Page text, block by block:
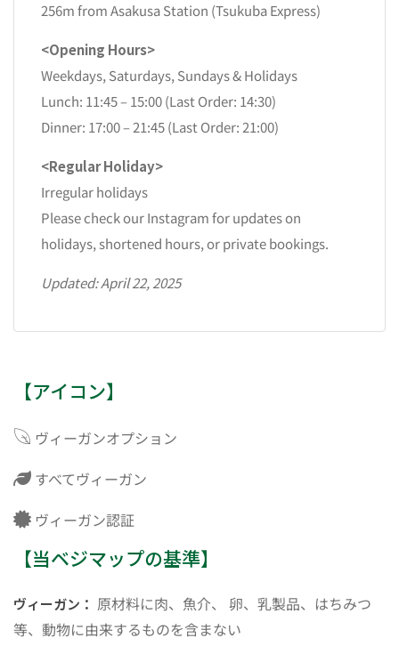
256m from Asakusa Station (Tsukuba Express)
<Opening Hours>
Weekdays, Saturdays, Sundays & Holidays
Lunch: 11:45 – 15:00 (Last Order: 14:30)
Dinner: 17:00 – 21:45 (Last Order: 21:00)
<Regular Holiday>
Irregular holidays
Please check our Instagram for updates on
holidays, shortened hours, or private bookings.
Updated: April 22, 2025
【アイコン】
ヴィーガンオプション
すべてヴィーガン
ヴィーガン認証
【当ベジマップの基準】
ヴィーガン： 原材料に肉、魚介、 卵、乳製品、はちみつ
等、動物に由来するものを含まない